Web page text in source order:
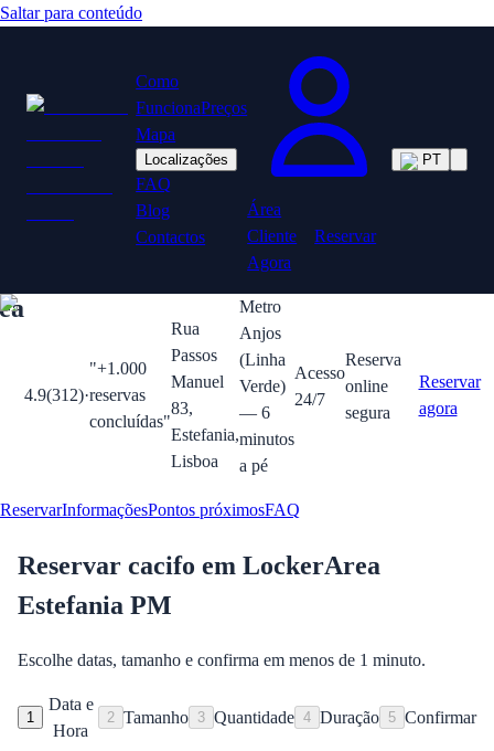
Saltar para conteúdo
Como
FuncionaPreços
Mapa
Localizações
FAQ
Blog
Contactos
Área
Cliente
Reservar
Agora
PT
4.9(312)·
"+1.000
reservas
concluídas"
Rua
Passos
Manuel
83,
Estefania,
Lisboa
Metro
Anjos
(Linha
Verde)
— 6
minutos
a pé
Acesso
24/7
Reserva
online
segura
Reservar
agora
ReservarInformaçõesPontos próximosFAQ
Reservar cacifo em LockerArea
Estefania PM
Escolhe datas, tamanho e confirma em menos de 1 minuto.
1
Data e
Hora
2 Tamanho 3 Quantidade 4 Duração 5 Confirmar